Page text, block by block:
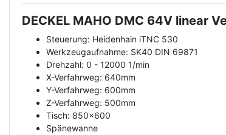
Description
DECKEL MAHO DMC 64V linear
Steuerung: Heidenhain iTNC 530
Werkzeugaufnahme: SK40 DIN 69871
Drehzahl: 0 - 12000 1/min
X-Verfahrweg: 640mm
Y-Verfahrweg: 600mm
Z-Verfahrweg: 500mm
Tisch: 850x600
Spänewanne